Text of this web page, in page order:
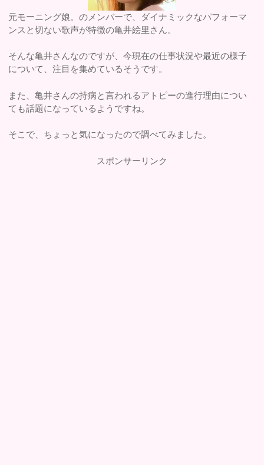
元モーニング娘。のメンバーで、ダイナミックなパフォーマ
ンスと切ない歌声が特徴の亀井絵里さん。
そんな亀井さんなのですが、今現在の仕事状況や最近の様子
について、注目を集めているそうです。
また、亀井さんの持病と言われるアトピーの進行理由につい
ても話題になっているようですね。
そこで、ちょっと気になったので調べてみました。
スポンサーリンク